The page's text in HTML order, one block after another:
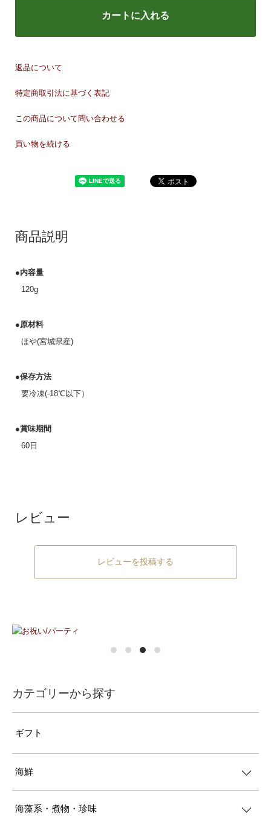
カートに入れる
返品について
特定商取引法に基づく表記
この商品について問い合わせる
買い物を続ける
商品説明
●内容量
120g
●原材料
ほや(宮城県産)
●保存方法
要冷凍(-18℃以下）
●賞味期間
60日
レビュー
レビューを投稿する
カテゴリーから探す
ギフト
海鮮
海藻系・煮物・珍味